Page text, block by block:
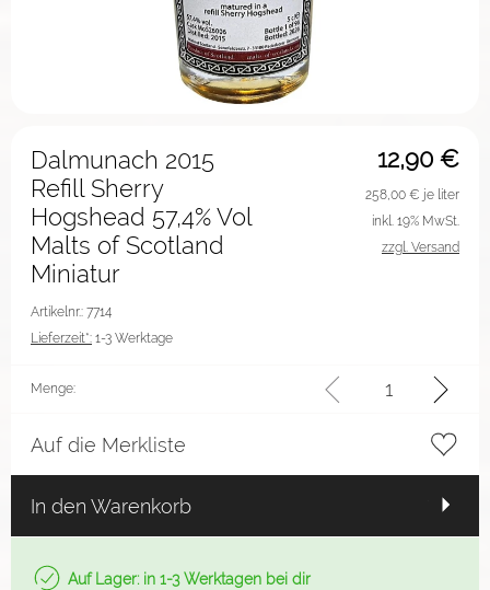
12,90 €
Dalmunach 2015
Refill Sherry
Hogshead 57,4% Vol
Malts of Scotland
Miniatur
Artikelnr.: 7714
Lieferzeit*: 1-3 Werktage
258,00 € je liter
inkl. 19% MwSt.
zzgl. Versand
Menge:
Auf die Merkliste
In den Warenkorb
Auf Lager: in 1-3 Werktagen bei dir